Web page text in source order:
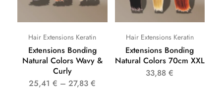
Hair Extensions Keratin
Extensions Bonding
Natural Colors Wavy &
Curly
25,41€ –27,83€
Hair Extensions Keratin
Extensions Bonding
Natural Colors 70cm XXL
33,88€